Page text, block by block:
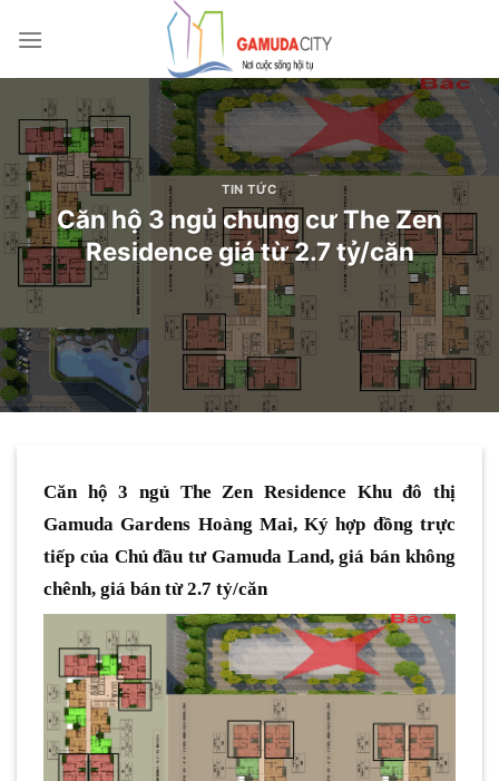
qua
TIN TỨC
Căn hộ 3 ngủ chung cư The Zen
Residence giá từ 2.7 tỷ/căn
Căn hộ 3 ngủ The Zen Residence Khu đô thị
Gamuda Gardens Hoàng Mai, Ký hợp đồng trực
tiếp của Chủ đầu tư Gamuda Land, giá bán không
chênh, giá bán từ 2.7 tỷ/căn